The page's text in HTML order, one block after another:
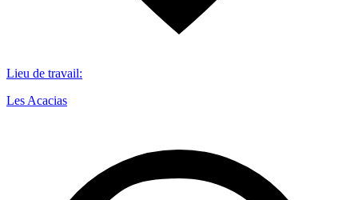
Lieu de travail:
Les Acacias